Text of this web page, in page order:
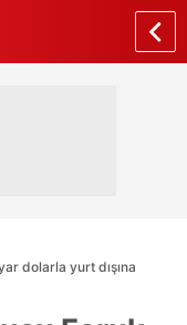
dolarla yurt dışına